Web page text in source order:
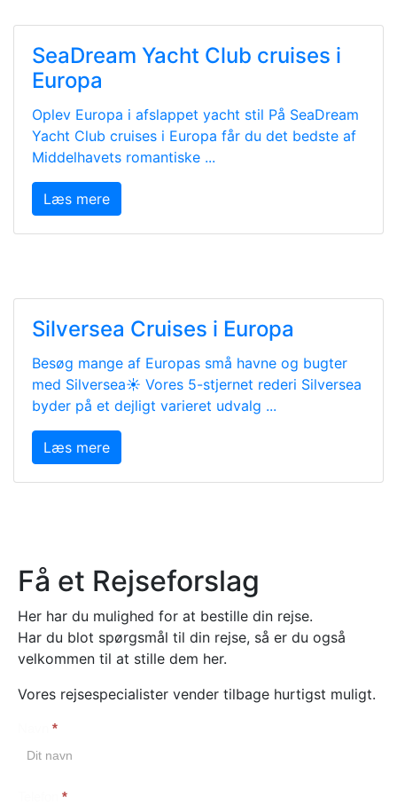
SeaDream Yacht Club cruises i
Europa
Oplev Europa i afslappet yacht stil På SeaDream
Yacht Club cruises i Europa får du det bedste af
Middelhavets romantiske ...
Læs mere
Silversea Cruises i Europa
Besøg mange af Europas små havne og bugter
med Silversea☀️ Vores 5-stjernet rederi Silversea
byder på et dejligt varieret udvalg ...
Læs mere
Få et Rejseforslag
Her har du mulighed for at bestille din rejse.
Har du blot spørgsmål til din rejse, så er du også
velkommen til at stille dem her.
Vores rejsespecialister vender tilbage hurtigst muligt.
Booking
*
*